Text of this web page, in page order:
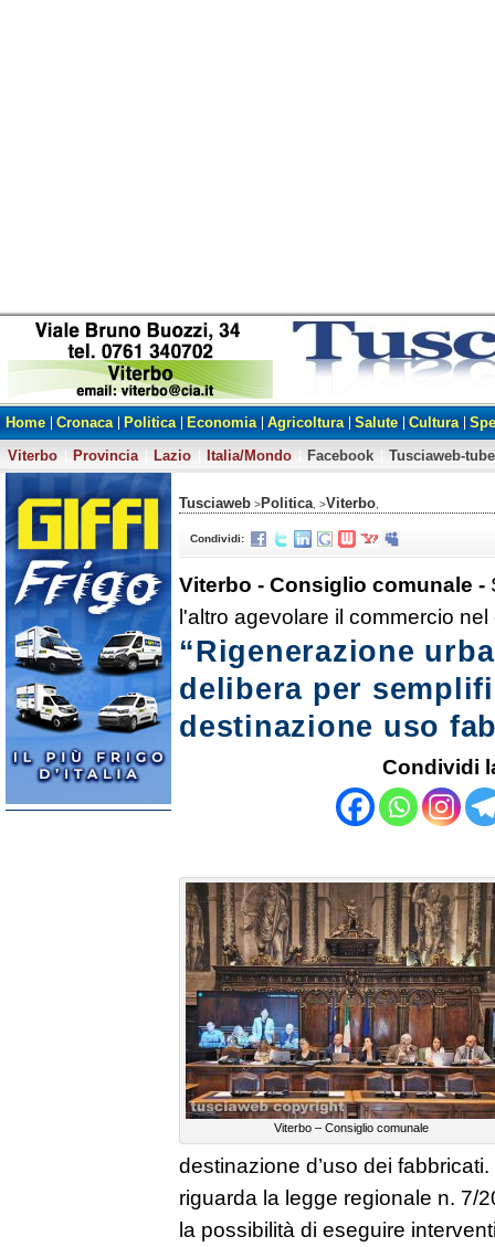
Home Cronaca Politica Economia Agricoltura Salute Cultura
Viterbo
Provincia Lazio Italia/Mondo Facebook Tusciaweb-tube
Tusciaweb >Politica , >Viterbo
Condividi:
Viterbo - Consiglio comunale -
l'altro agevolare il commercio
“Rigenerazione
delibera per
destinazione uso
Condividi
Viterbo – Consiglio comunale
destinazione d’uso dei
riguarda la legge regionale n. 7/
la possibilità di eseguire